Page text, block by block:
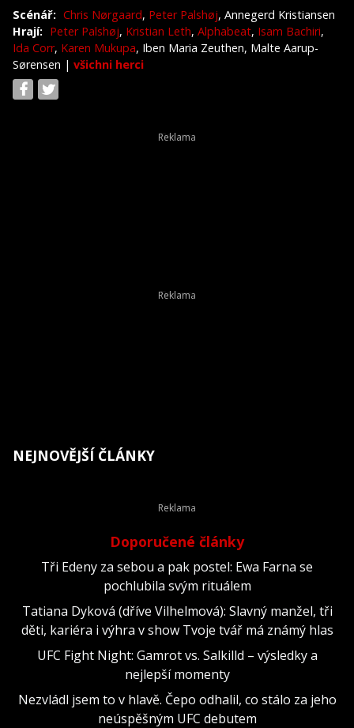
Scénář: Chris Nørgaard, Peter Palshøj, Annegerd Kristiansen
Hrají: Peter Palshøj, Kristian Leth, Alphabeat, Isam Bachiri,
Ida Corr, Karen Mukupa, Iben Maria Zeuthen, Malte Aarup-
Sørensen | všichni herci
NEJNOVĚJŠÍ ČLÁNKY
Doporučené články
Tři Edeny za sebou a pak postel: Ewa Farna se
pochlubila svým rituálem
Tatiana Dyková (dříve Vilhelmová): Slavný manžel, tři
děti, kariéra i výhra v show Tvoje tvář má známý hlas
UFC Fight Night: Gamrot vs. Salkilld – výsledky a
nejlepší momenty
Nezvládl jsem to v hlavě. Čepo odhalil, co stálo za jeho
neúspěšným UFC debutem